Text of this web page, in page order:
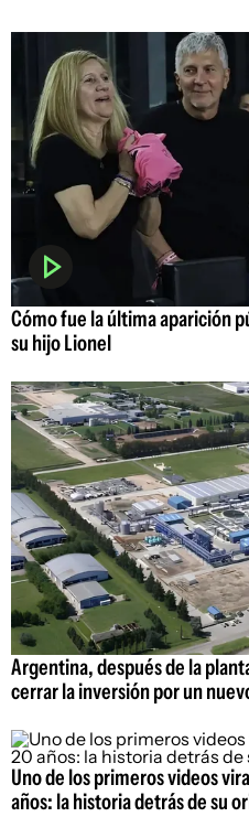
Cómo fue la última aparición
su hijo Lionel
Argentina, después de la
cerrar la inversión por un
Uno de los primeros videos
años: la historia detrás de su